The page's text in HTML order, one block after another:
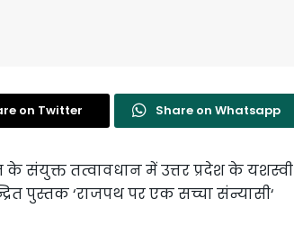
on Twitter Share on Whatsapp
के संयुक्त तत्वावधान में उत्तर प्रदेश के यशस्वी
पुस्तक ‘राजपथ पर एक सच्चा संन्यासी‘